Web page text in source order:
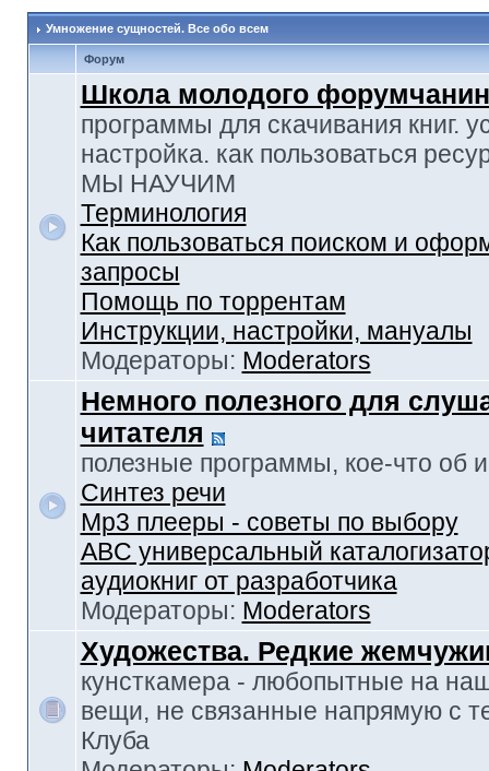
Умножение сущностей. Все обо всем
Форум
Школа молодого
программы для скачивания книг.
настройка. как пользоваться
МЫ НАУЧИМ
Терминология
Как пользоваться поиском и
запросы
Помощь по торрентам
Инструкции, настройки, мануалы
Модераторы: Moderators
Немного полезного для
читателя
полезные программы, кое-что об
Синтез речи
Mp3 плееры - советы по выбору
ABC универсальный
аудиокниг от разработчика
Модераторы: Moderators
Художества. Редкие
кунсткамера - любопытные на
вещи, не связанные напрямую с
Клуба